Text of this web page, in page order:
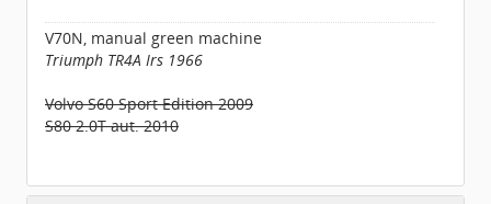
V70N, manual green machine
Triumph TR4A Irs 1966
Volvo S60 Sport Edition 2009
S80 2.0T aut. 2010